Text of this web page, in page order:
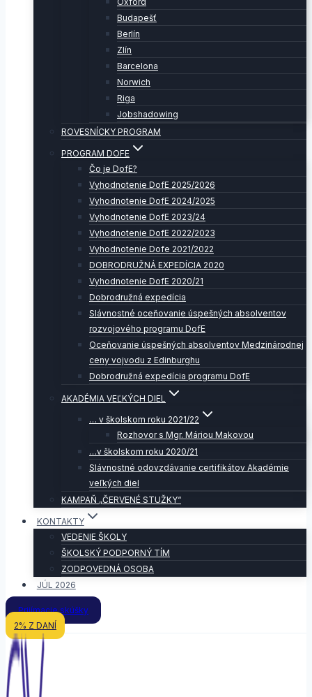
Budapešť
Berlín
Zlín
Barcelona
Norwich
Riga
Jobshadowing
ROVESNÍCKY PROGRAM
PROGRAM DOFE
Čo je DofE?
Vyhodnotenie DofE 2025/2026
Vyhodnotenie DofE 2024/2025
Vyhodnotenie DofE 2023/24
Vyhodnotenie DofE 2022/2023
Vyhodnotenie Dofe 2021/2022
DOBRODRUŽNÁ EXPEDÍCIA 2020
Vyhodnotenie DofE 2020/21
Dobrodružná expedícia
Slávnostné oceňovanie úspešných absolventov
rozvojového programu DofE
Oceňovanie úspešných absolventov Medzinárodnej
ceny vojvodu z Edinburghu
Dobrodružná expedícia programu DofE
AKADÉMIA VEĽKÝCH DIEL
… v školskom roku 2021/22
Rozhovor s Mgr. Máriou Makovou
…v školskom roku 2020/21
Slávnostné odovzdávanie certifikátov Akadémie
veľkých diel
KAMPAŇ „ČERVENÉ STUŽKY“
KONTAKTY
VEDENIE ŠKOLY
ŠKOLSKÝ PODPORNÝ TÍM
ZODPOVEDNÁ OSOBA
JÚL 2026
Prijímacie skúšky
2% Z DANÍ